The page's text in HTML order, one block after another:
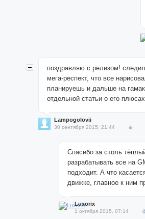
поздравляю с релизом!
мега-респект, что все
планируешь и дальше на
отдельной статьи о его
Lampogolovii
30 сентября 2015, 21:44
Спасибо за столь
разрабатывать все на
подходит. А что
движке, главное к ним
Luxorix
1 октября 2015, 07:14